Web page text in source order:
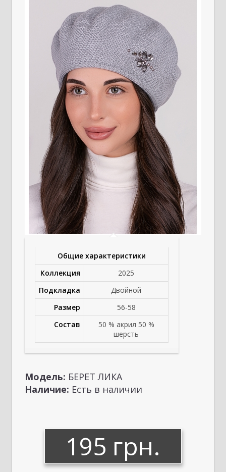
Общие характеристики
Коллекция
2025
Подкладка
Двойной
Размер
56-58
Состав
50 % акрил 50 %
шерсть
Модель: БЕРЕТ ЛИКА
Наличие: Есть в наличии
195 грн.